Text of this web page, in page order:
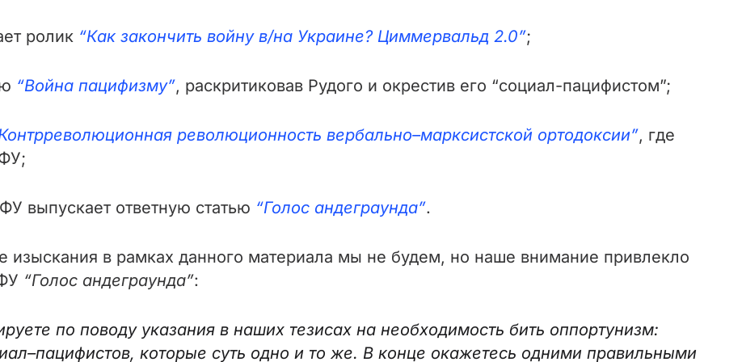
ролик “Как закончить войну в/на Украине? Циммервальд 2.0”;
“Война пацифизму”, раскритиковав Рудого и окрестив его “социал-пацифистом”;
революционность вербально–марксистской ортодоксии”, где
выпускает ответную статью “Голос андеграунда”.
изыскания в рамках данного материала мы не будем, но наше внимание привлекло
“Голос андеграунда”:
по поводу указания в наших тезисах на необходимость бить оппортунизм:
которые суть одно и то же. В конце окажетесь одними правильными